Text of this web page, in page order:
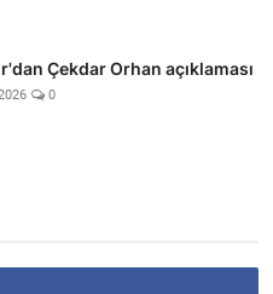
Çekdar Orhan açıklaması
0